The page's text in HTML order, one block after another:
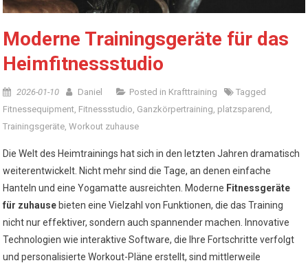
Moderne Trainingsgeräte für das
Heimfitnessstudio
2026-01-10 Daniel Posted in Krafttraining
Tagged
Fitnessequipment Fitnessstudio Ganzkörpertraining platzsparend
Trainingsgeräte ,Workout zuhause
Die Welt des Heimtrainings hat sich in den letzten Jahren dramatisch
weiterentwickelt. Nicht mehr sind die Tage, an denen einfache
Hanteln und eine Yogamatte ausreichten. Moderne Fitnessgeräte
für zuhause bieten eine Vielzahl von Funktionen, die das Training
nicht nur effektiver, sondern auch spannender machen. Innovative
Technologien wie interaktive Software, die Ihre Fortschritte verfolgt
und personalisierte Workout-Pläne erstellt, sind mittlerweile